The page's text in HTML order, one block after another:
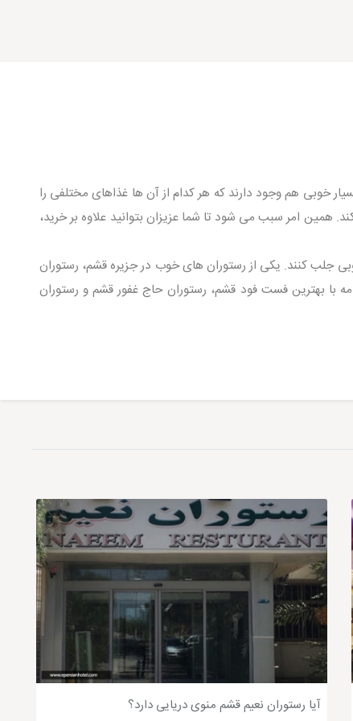
خوبی هم وجود دارند که هر کدام از آن ها غذاهای مختلفی را
همین امر سبب می شود تا شما عزیزان بتوانید علاوه بر خرید،
جلب کنند. یکی از رستوران های خوب در جزیره قشم، رستوران
با بهترین فست فود قشم، رستوران حاج غفور قشم و رستوران
توانند بعد از خرید و تفریح، بهترین فست فود قشم را در این رستوران نوش جان کنند. همانطور که می
فود سیحون قشم، بهترین نوع فست فود با کیفیت خوب عرضه
به صحرا سینا، سینا 4 مراجعه فرمایید.
آیا رستوران نعیم قشم منوی دریایی دارد؟